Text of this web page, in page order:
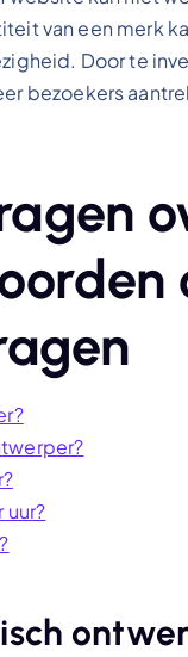
van een merk
Door te
bezoekers